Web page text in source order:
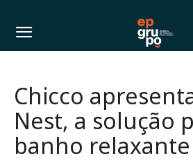
Chicco
Nest, a solução
banho relaxante